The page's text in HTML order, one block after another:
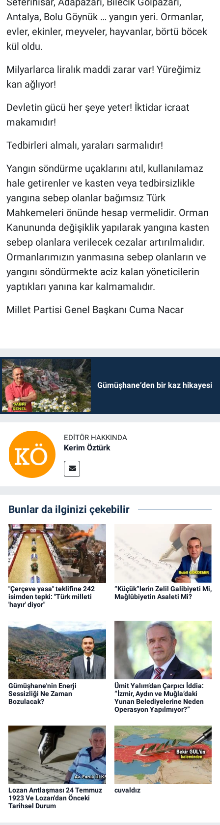
Antalya, Bolu Göynük … yangın yeri. Ormanlar,
evler, ekinler, meyveler, hayvanlar, börtü böcek
kül oldu.
Milyarlarca liralık maddi zarar var! Yüreğimiz
kan ağlıyor!
Devletin gücü her şeye yeter! İktidar icraat
makamıdır!
Tedbirleri almalı, yaraları sarmalıdır!
Yangın söndürme uçaklarını atıl, kullanılamaz
hale getirenler ve kasten veya tedbirsizlikle
yangına sebep olanlar bağımsız Türk
Mahkemeleri önünde hesap vermelidir. Orman
Kanununda değişiklik yapılarak yangına kasten
sebep olanlara verilecek cezalar artırılmalıdır.
Ormanlarımızın yanmasına sebep olanların ve
yangını söndürmekte aciz kalan yöneticilerin
yaptıkları yanına kar kalmamalıdır.
Millet Partisi Genel Başkanı Cuma Nacar
Gümüşhane’den bir kaz hikayesi
EDITÖR HAKKINDA
Kerim Öztürk
Bunlar da ilginizi çekebilir
"Çerçeve yasa" teklifine 242
isimden tepki: "Türk milleti
'hayır' diyor"
“Küçük”lerin Zelil Galibiyeti Mi,
Mağlûbiyetin Asaleti Mi?
Gümüşhane'nin Enerji
Sessizliği Ne Zaman
Bozulacak?
Ümit Yalım’dan Çarpıcı İddia:
“İzmir, Aydın ve Muğla’daki
Yunan Belediyelerine Neden
Operasyon Yapılmıyor?”
Lozan Antlaşması 24 Temmuz
1923 Ve Lozan'dan Önceki
Tarihsel Durum
cuvaldız